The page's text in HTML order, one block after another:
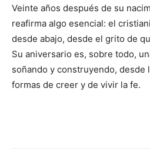
Veinte años después de su
reafirma algo esencial: el
desde abajo, desde el grito de
Su aniversario es, sobre todo,
soñando y construyendo, desde
formas de creer y de vivir la fe.